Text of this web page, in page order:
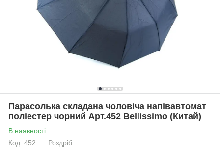
Парасолька складана чоловіча напівавтомат
поліестер чорний Арт.452 Bellissimo (Китай)
В наявності
Код: 452
Роздріб